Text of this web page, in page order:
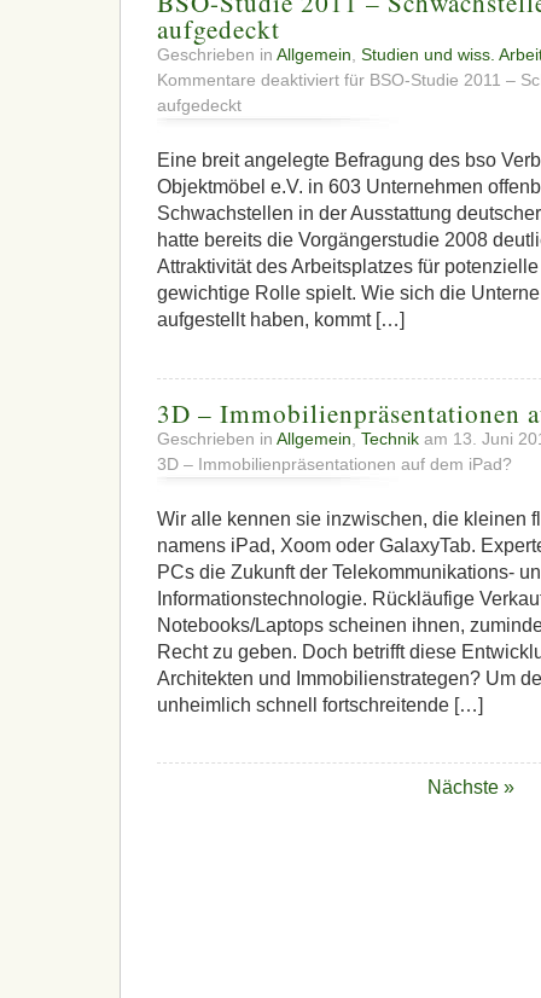
aufgedeckt
Geschrieben in Allgemein, Studien und wiss.
Kommentare deaktiviert für BSO-Studie 2011 –
aufgedeckt
Eine breit angelegte Befragung des bso
Objektmöbel e.V. in 603 Unternehmen
Schwachstellen in der Ausstattung
hatte bereits die Vorgängerstudie 2008
Attraktivität des Arbeitsplatzes für
gewichtige Rolle spielt. Wie sich die
aufgestellt haben, kommt […]
3D – Immobilienpräsentationen
Geschrieben in Allgemein Technik am 13. Juni
3D – Immobilienpräsentationen auf dem iPad?
Wir alle kennen sie inzwischen, die kleinen
namens iPad, Xoom oder GalaxyTab.
PCs die Zukunft der Telekommunikations-
Informationstechnologie. Rückläufige
Notebooks/Laptops scheinen ihnen,
Recht zu geben. Doch betrifft diese
Architekten und Immobilienstrategen? Um
unheimlich schnell fortschreitende […]
Nächste »